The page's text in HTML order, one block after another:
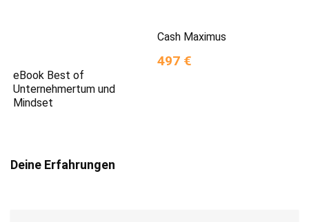
eBook Best of
Unternehmertum und
Mindset
Cash Maximus
497 €
Deine Erfahrungen